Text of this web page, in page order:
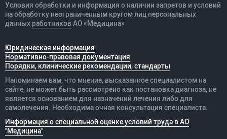
Условия обработки и информация о наличии запретов и условий
на обработку неограниченным кругом лиц персональных
данных работников АО «Медицина»
Юридическая информация
Нормативно-правовая документация
Порядки, клинические рекомендации, стандарты
Напоминаем вам, что мнение, высказанное специалистом на
сайте, не может быть рассмотрено как постановка диагноза, не
является основанием для назначений лечения либо для
самолечения. Необходима очная консультация специалиста.
Информация о специальной оценке условий труда в АО
"Медицина"